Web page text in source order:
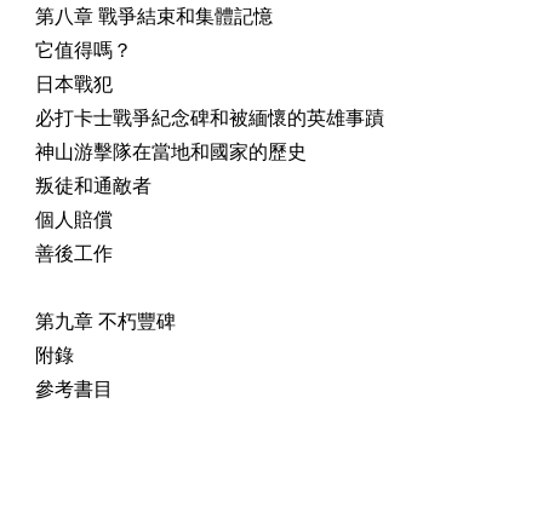
第八章 戰爭結束和集體記憶
它值得嗎？
日本戰犯
必打卡士戰爭紀念碑和被緬懷的英雄事蹟
神山游擊隊在當地和國家的歷史
叛徒和通敵者
個人賠償
善後工作
第九章 不朽豐碑
附錄
參考書目